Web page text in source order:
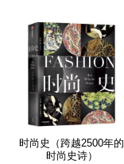
时尚史（跨越2500年的
时尚史诗）